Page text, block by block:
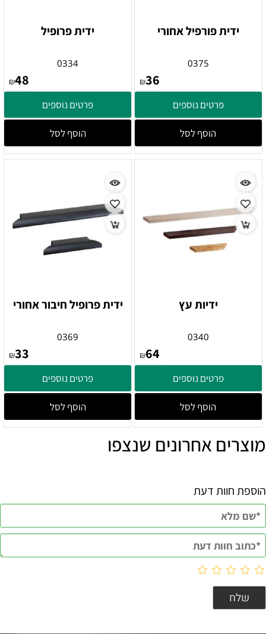
ידית פורפיל אחורי
0375
₪36
פרטים נוספים
הוסף לסל
ידית פרופיל
0334
₪48
פרטים נוספים
הוסף לסל
ידיות עץ
0340
₪64
פרטים נוספים
הוסף לסל
ידית פרופיל חיבור אחורי
0369
₪33
פרטים נוספים
הוסף לסל
מוצרים אחרונים שנצפו
הוספת חוות דעת